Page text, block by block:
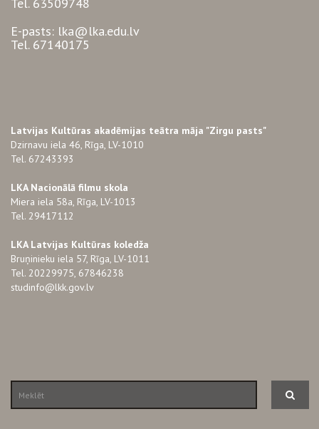
E-pasts: lka@lka.edu.lv
Tel. 67140175
Latvijas Kultūras akadēmijas teātra māja "Zirgu pasts"
Dzirnavu iela 46, Rīga, LV-1010
Tel. 67243393
LKA Nacionālā filmu skola
Miera iela 58a, Rīga, LV-1013
Tel. 29417112
LKA Latvijas Kultūras koledža
Bruņinieku iela 57, Rīga, LV-1011
Tel. 20229975, 67846238
studinfo@lkk.gov.lv